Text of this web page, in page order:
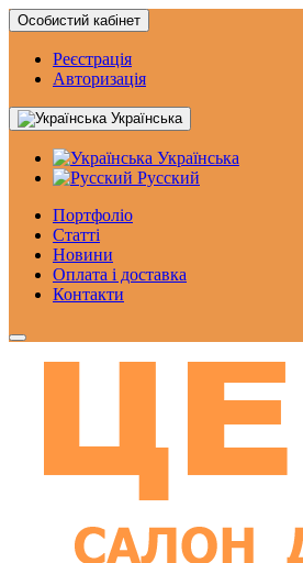
Особистий кабінет
Реєстрація
Авторизація
Українська
Українська
Русский
Портфоліо
Статтi
Новини
Оплата і доставка
Контакти